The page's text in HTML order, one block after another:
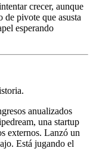
crecer, aunque
de pivote que asusta
esperando
anualizados
una startup
externos. Lanzó un
Está jugando el